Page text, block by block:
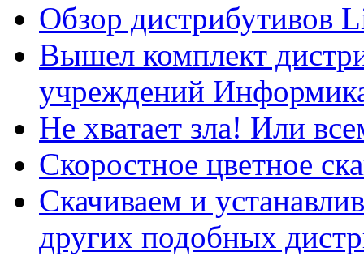
Обзор дистрибутивов
Вышел комплект
учреждений
Не хватает зла! Или
Скоростное цветное
Скачиваем и
других подобных